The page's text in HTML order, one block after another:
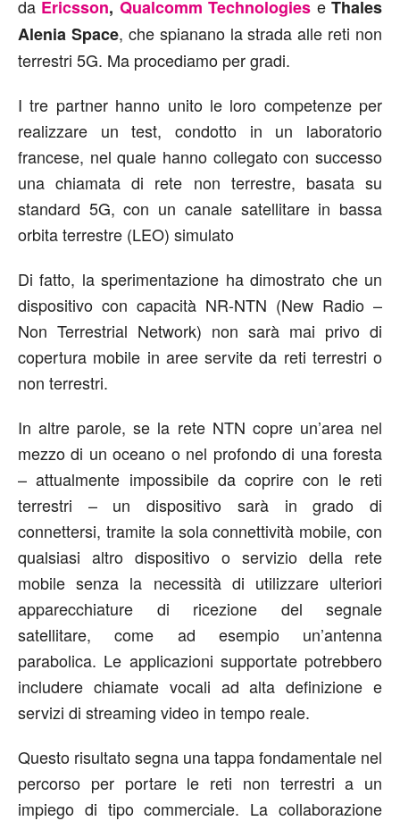
da Ericsson, Qualcomm Technologies eThales
Alenia Space, che spianano la strada alle reti non
terrestri 5G. Ma procediamo per gradi.
I tre partner hanno unito le loro competenze per
realizzare un test, condotto in un laboratorio
francese, nel quale hanno collegato con successo
una chiamata di rete non terrestre, basata su
standard 5G, con un canale satellitare in bassa
orbita terrestre (LEO) simulato
Di fatto, la sperimentazione ha dimostrato che un
dispositivo con capacità NR-NTN (New Radio –
Non Terrestrial Network) non sarà mai privo di
copertura mobile in aree servite da reti terrestri o
non terrestri.
In altre parole, se la rete NTN copre un’area nel
mezzo di un oceano o nel profondo di una foresta
– attualmente impossibile da coprire con le reti
terrestri – un dispositivo sarà in grado di
connettersi, tramite la sola connettività mobile, con
qualsiasi altro dispositivo o servizio della rete
mobile senza la necessità di utilizzare ulteriori
apparecchiature di ricezione del segnale
satellitare, come ad esempio un’antenna
parabolica. Le applicazioni supportate potrebbero
includere chiamate vocali ad alta definizione e
servizi di streaming video in tempo reale.
Questo risultato segna una tappa fondamentale nel
percorso per portare le reti non terrestri a un
impiego di tipo commerciale. La collaborazione